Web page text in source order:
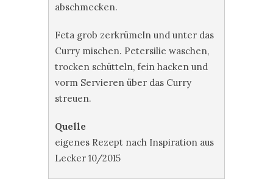
abschmecken.
Feta grob zerkrümeln und unter das
Curry mischen. Petersilie waschen,
trocken schütteln, fein hacken und
vorm Servieren über das Curry
streuen.
Quelle
eigenes Rezept nach Inspiration aus
Lecker 10/2015